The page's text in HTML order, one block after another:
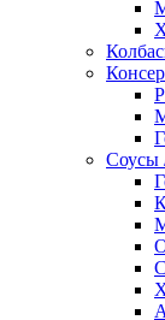
Соусы